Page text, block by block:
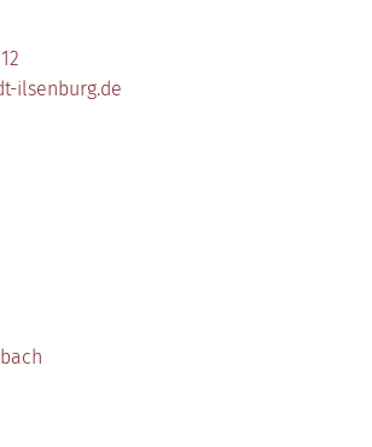
ilsenburg.de